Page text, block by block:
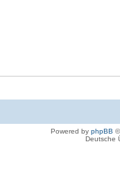
Powered by phpBB
Deutsche